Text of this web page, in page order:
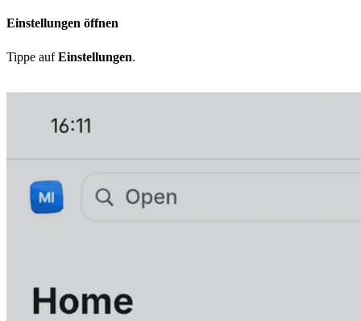
Einstellungen öffnen
Tippe aufEinstellungen.